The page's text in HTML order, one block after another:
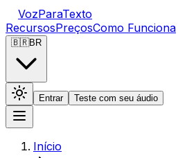
VozParaTexto
RecursosPreçosComo Funciona
🇧🇷BR
Entrar Teste com seu áudio
Início